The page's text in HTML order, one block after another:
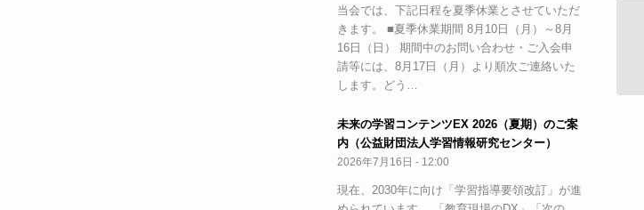
当会では、下記日程を夏季休業とさせていただ
きます。 ■夏季休業期間 8月10日（月）～8月
16日（日） 期間中のお問い合わせ・ご入会申
請等には、8月17日（月）より順次ご連絡いた
します。どう…
未来の学習コンテンツEX 2026（夏期）のご案
内（公益財団法人学習情報研究センター）
2026年7月16日 - 12:00
現在、2030年に向け「学習指導要領改訂」が進